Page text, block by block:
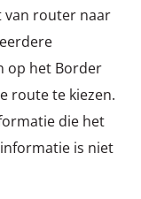
van router naar
op het Border
route te kiezen.
die het
is niet